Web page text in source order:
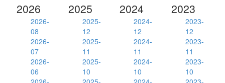
2026
2026-
08
2026-
07
2026-
06
2025
2025-
12
2025-
11
2025-
10
2024
2024-
12
2024-
11
2024-
10
2023
2023-
12
2023-
11
2023-
10